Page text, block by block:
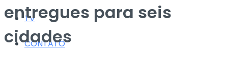
TV
CONTATO
entregues para seis
cidades